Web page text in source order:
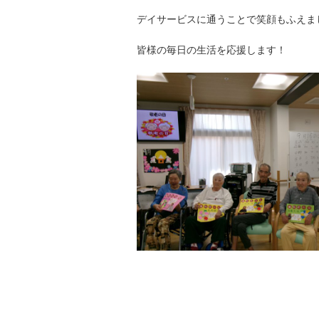
デイサービスに通うことで笑顔もふえま
皆様の毎日の生活を応援します！